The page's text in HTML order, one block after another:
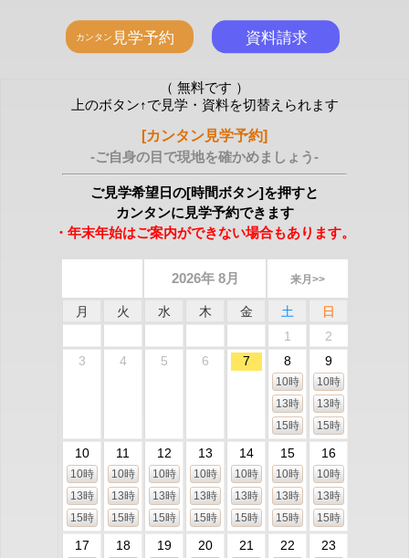
（ 無料です ）
上のボタン↑で見学・資料を切替えられます
[カンタン見学予約]
-ご自身の目で現地を確かめましょう-
ご見学希望日の[時間ボタン]を押すと
カンタンに見学予約できます
・年末年始はご案内ができない場合もあります。
2026年 8月 来月>>
月 火 水 木 金 土
日
1
2
3
4 5 6 7 8
10時
13時
15時
9
10時
13時
15時
10
10時
13時
15時
11
10時
13時
15時
12
10時
13時
15時
13
10時
13時
15時
14
10時
13時
15時
15
10時
13時
15時
16
10時
13時
15時
17 18 19 20 21 22 23